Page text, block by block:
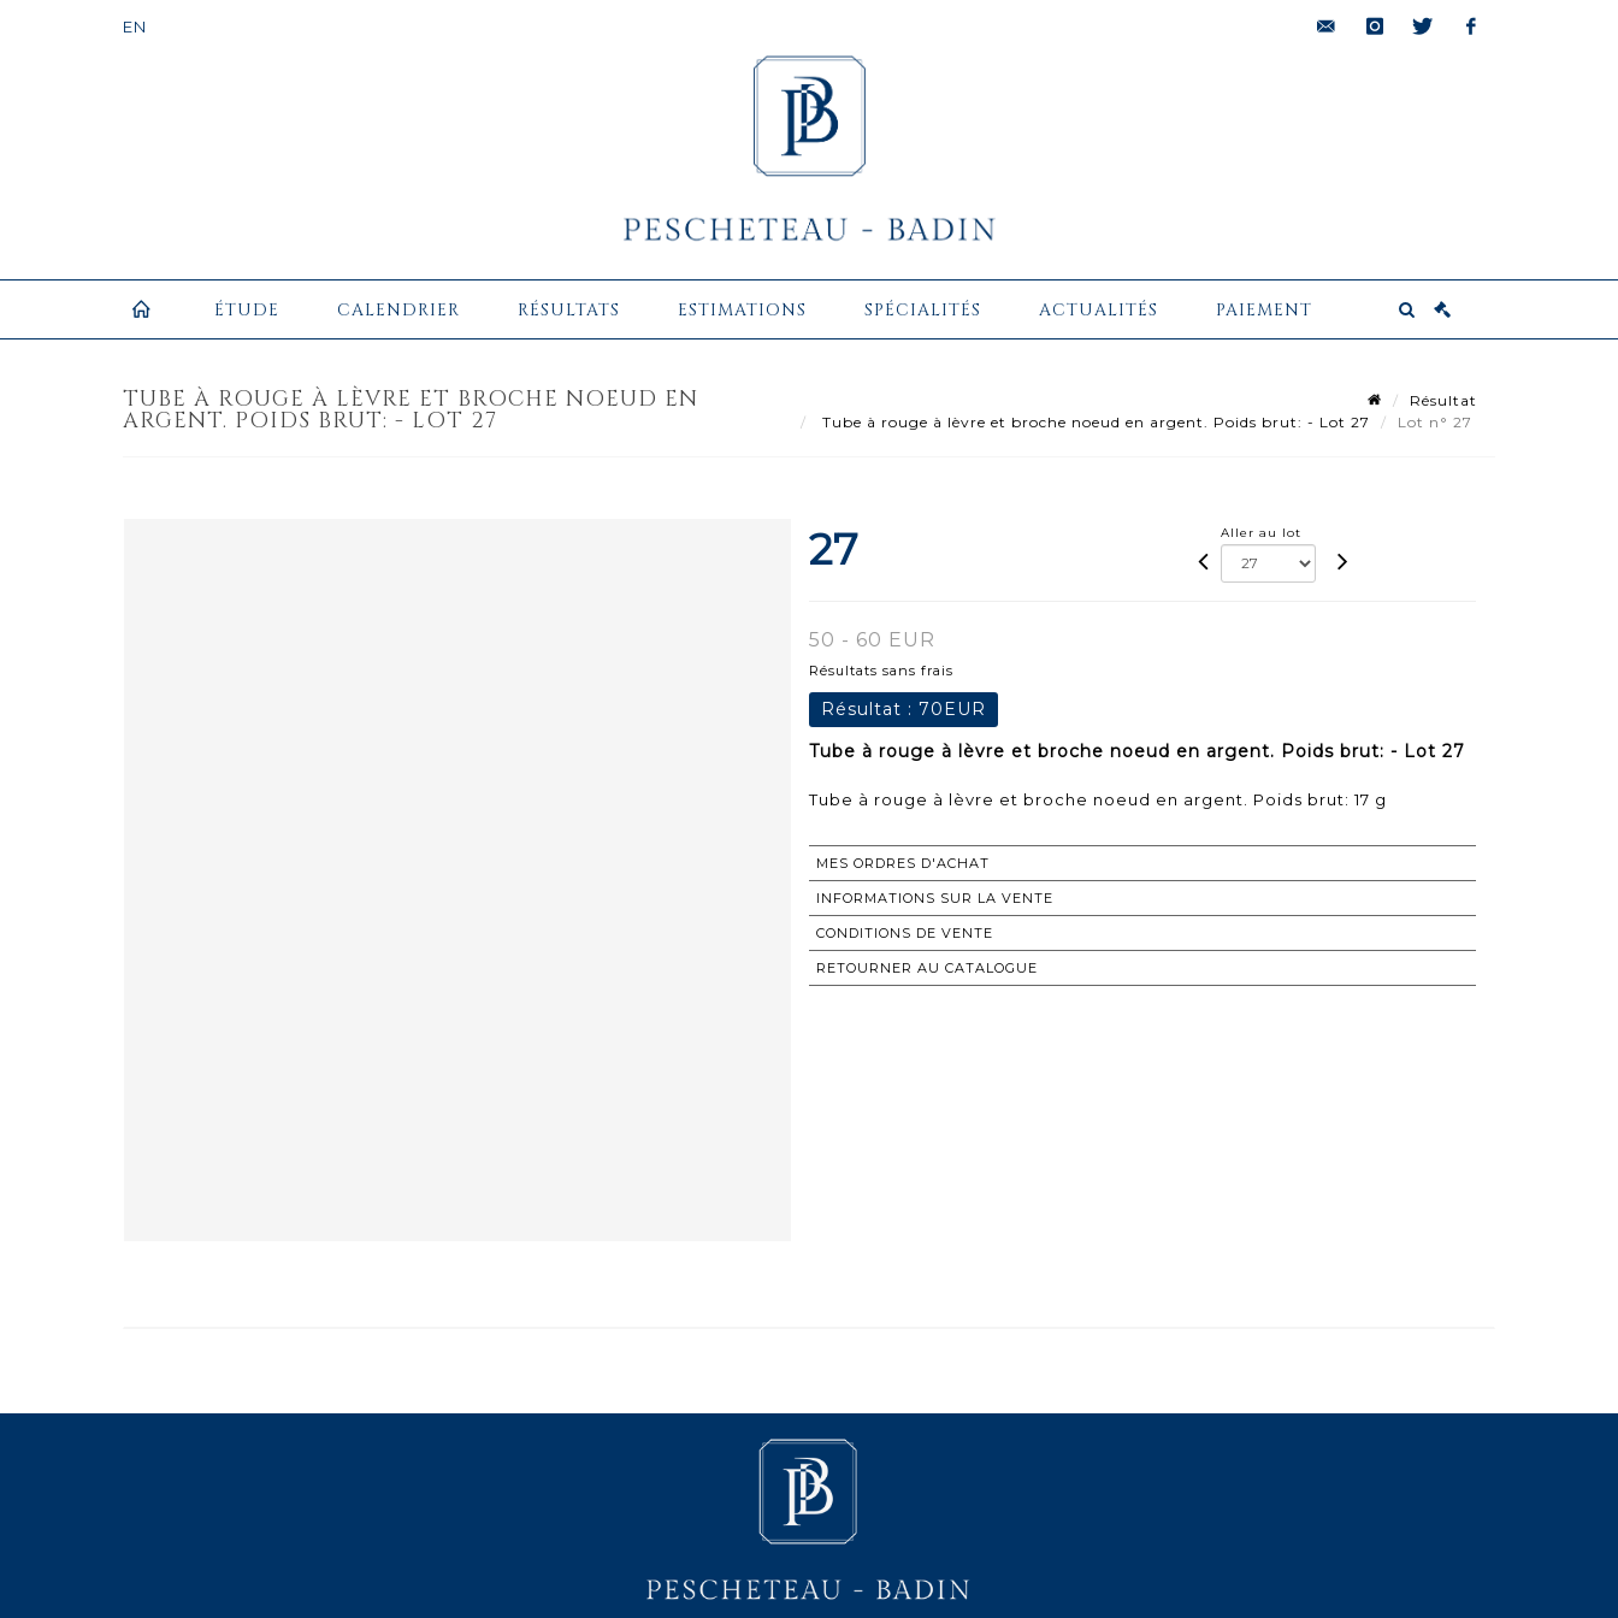
ÉTUDE CALENDRIER RÉSULTATS ESTIMATIONS SPÉCIALITÉS ACTUALITÉS PAIEMENT
TUBE À ROUGE À LÈVRE ET BROCHE NOEUD EN
ARGENT. POIDS BRUT: - LOT 27
Résultat
Tube à rouge à lèvre et broche noeud en argent. Poids brut: - Lot 27
Lot n° 27
27 Aller au lot
50 - 60 EUR
Résultats sans frais
Résultat : 70EUR
Tube à rouge à lèvre et broche noeud en argent. Poids brut: - Lot 27
Tube à rouge à lèvre et broche noeud en argent. Poids brut: 17 g
MES ORDRES D'ACHAT
INFORMATIONS SUR LA VENTE
CONDITIONS DE VENTE
RETOURNER AU CATALOGUE